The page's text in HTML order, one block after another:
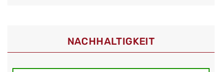
NACHHALTIGKEIT